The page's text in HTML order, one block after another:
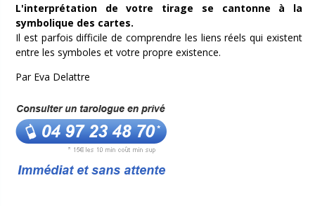
L'interprétation de votre tirage se cantonne à la
symbolique des cartes.
Il est parfois difficile de comprendre les liens réels qui existent
entre les symboles et votre propre existence.
Par Eva Delattre